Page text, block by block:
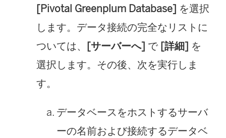
ク
が
開
く
[Pivotal Greenplum Database] を選択
します。データ接続の完全なリストに
ついては、
[サーバーへ] で [詳細] を
選択します。その後、次を実行しま
す。
データベースをホストするサーバ
ーの名前および接続するデータベ